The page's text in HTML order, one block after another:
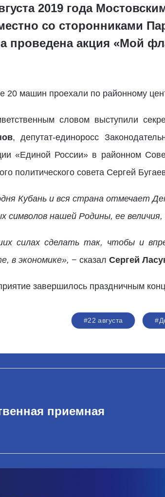
2019 года
со сторонниками
проведена акция «Мой
20 машин проехали по районному
словом выступили
, депутат-единоросс
«Единой России» в районном
политического совета Сергей
Кубань и вся страна отмечает
символов нашей Родины, ее
силах сделать так, чтобы и
в экономике», − сказал Сергей
завершилось праздничным
#22 августа
приемная